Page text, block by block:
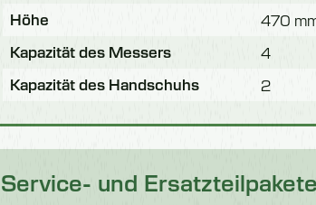
Höhe 470
Kapazität des Messers 4
Kapazität des Handschuhs 2
Service- und Ersatzteilpakete